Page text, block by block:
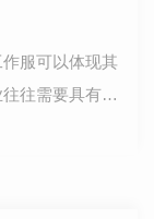
服可以体现其
往需要具有不
职级差异…